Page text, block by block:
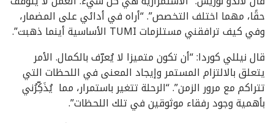
حقًا، مهما اختلف التخصص”. “أراه في أدائي على المضمار،
وفي كيف ترافقني مستلزمات TUMI الأساسية أينما ذهبت”.
قال نيللي كوردا: “أن تكون متميزا لا يُعرّف بالكمال. الأمر
يتعلق بالالتزام المستمر وإيجاد المعنى في اللحظات التي
تتراكم مع مرور الزمن”. “الرحلة تتغير باستمرار، مما يُذَكِّرُني
بأهمية وجود رفقاء موثوقين في تلك اللحظات”.